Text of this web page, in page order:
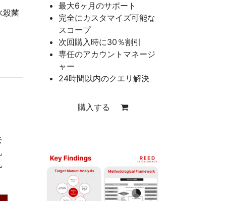
殺菌
最大6ヶ月のサポート
完全にカスタマイズ可能な
スコープ
次回購入時に30％割引
専任のアカウントマネージ
ャー
24時間以内のクエリ解決
購入する